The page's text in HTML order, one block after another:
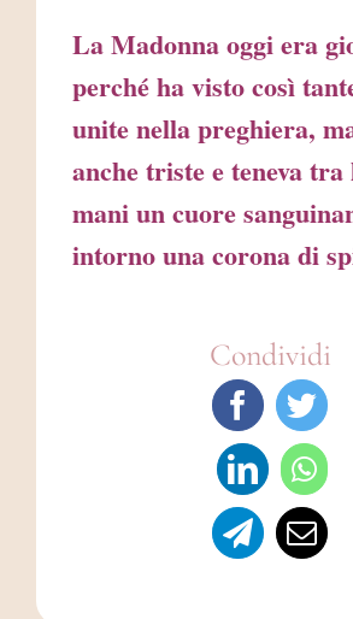
La Madonna oggi era
perché ha visto così
unite nella preghiera,
anche triste e teneva tra
mani un cuore
intorno una corona di
Condividi